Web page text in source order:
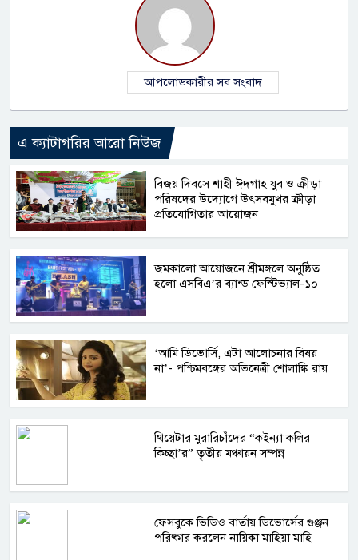
আপলোডকারীর সব সংবাদ
এ ক্যাটাগরির আরো নিউজ
বিজয় দিবসে শাহী ঈদগাহ যুব ও ক্রীড়া
পরিষদের উদ্যোগে উৎসবমুখর ক্রীড়া
প্রতিযোগিতার আয়োজন
জমকালো আয়োজনে শ্রীমঙ্গলে অনুষ্ঠিত
হলো এসবিএ’র ব্যান্ড ফেস্টিভ্যাল-১০
‘আমি ডিভোর্সি, এটা আলোচনার বিষয়
না’- পশ্চিমবঙ্গের অভিনেত্রী শোলাঙ্কি রায়
থিয়েটার মুরারিচাঁদের “কইন্যা কলির
কিচ্ছা’র” তৃতীয় মঞ্চায়ন সম্পন্ন
ফেসবুকে ভিডিও বার্তায় ডিভোর্সের গুঞ্জন
পরিষ্কার করলেন নায়িকা মাহিয়া মাহি